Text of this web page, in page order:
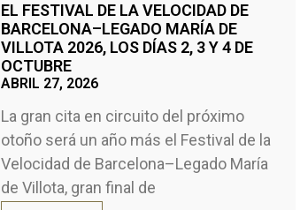
EL FESTIVAL DE LA VELOCIDAD DE
BARCELONA–LEGADO MARÍA DE
VILLOTA 2026, LOS DÍAS 2, 3 Y 4 DE
OCTUBRE
ABRIL 27, 2026
La gran cita en circuito del próximo
otoño será un año más el Festival de la
Velocidad de Barcelona–Legado María
de Villota, gran final de